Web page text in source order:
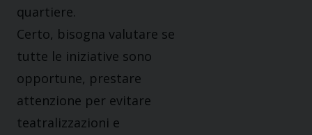
quartiere.
Certo, bisogna valutare se
tutte le iniziative sono
opportune, prestare
attenzione per evitare
teatralizzazioni e